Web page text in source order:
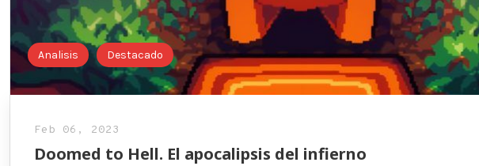
Analisis Destacado
Feb 06, 2023
Doomed to Hell. El apocalipsis del infierno